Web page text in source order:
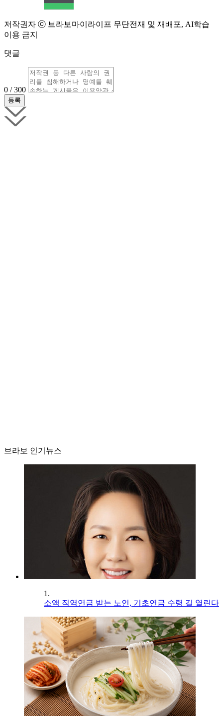
저작권자 ⓒ 브라보마이라이프 무단전재 및 재배포, AI학습
이용 금지
댓글
0 / 300
브라보 인기뉴스
1.
소액 직역연금 받는 노인, 기초연금 수령 길 열린다